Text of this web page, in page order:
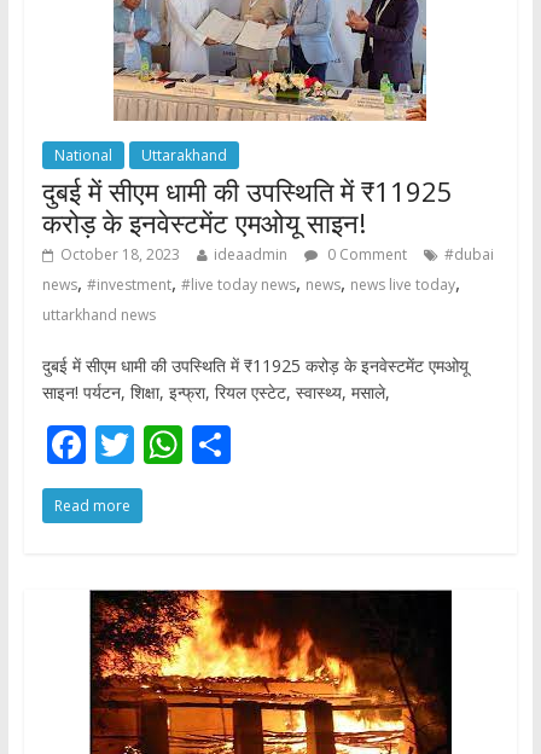
National Uttarakhand
दुबई में सीएम धामी की उपस्थिति में ₹11925
करोड़ के इनवेस्टमेंट एमओयू साइन!
October 18, 2023 ideaadmin 0 Comment
#dubai
news, #investment, #live today news, news, news live today,
uttarkhand news
दुबई में सीएम धामी की उपस्थिति में ₹11925 करोड़ के इनवेस्टमेंट एमओयू
साइन! पर्यटन, शिक्षा, इन्फ्रा, रियल एस्टेट, स्वास्थ्य, मसाले,
F
ac
e
o
o
k
T
w
itt
W
A
p
p
S
Read more